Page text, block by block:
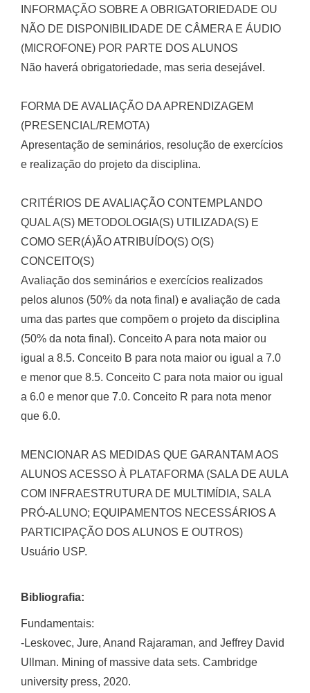
INFORMAÇÃO SOBRE A OBRIGATORIEDADE OU
NÃO DE DISPONIBILIDADE DE CÂMERA E ÁUDIO
(MICROFONE) POR PARTE DOS ALUNOS
Não haverá obrigatoriedade, mas seria desejável.
FORMA DE AVALIAÇÃO DA APRENDIZAGEM
(PRESENCIAL/REMOTA)
Apresentação de seminários, resolução de exercícios
e realização do projeto da disciplina.
CRITÉRIOS DE AVALIAÇÃO CONTEMPLANDO
QUAL A(S) METODOLOGIA(S) UTILIZADA(S) E
COMO SER(Á)ÃO ATRIBUÍDO(S) O(S)
CONCEITO(S)
Avaliação dos seminários e exercícios realizados
pelos alunos (50% da nota final) e avaliação de cada
uma das partes que compõem o projeto da disciplina
(50% da nota final). Conceito A para nota maior ou
igual a 8.5. Conceito B para nota maior ou igual a 7.0
e menor que 8.5. Conceito C para nota maior ou igual
a 6.0 e menor que 7.0. Conceito R para nota menor
que 6.0.
MENCIONAR AS MEDIDAS QUE GARANTAM AOS
ALUNOS ACESSO À PLATAFORMA (SALA DE AULA
COM INFRAESTRUTURA DE MULTIMÍDIA, SALA
PRÓ-ALUNO; EQUIPAMENTOS NECESSÁRIOS A
PARTICIPAÇÃO DOS ALUNOS E OUTROS)
Usuário USP.
Bibliografia:
Fundamentais:
-Leskovec, Jure, Anand Rajaraman, and Jeffrey David
Ullman. Mining of massive data sets. Cambridge
university press, 2020.